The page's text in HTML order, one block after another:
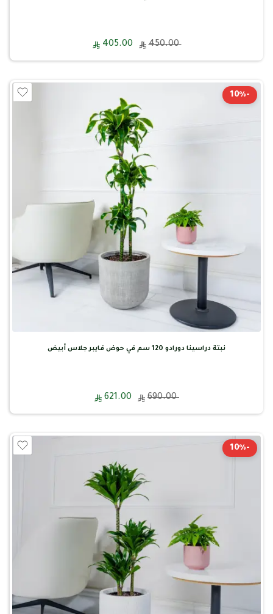
450.00
405.00
-10%
نبتة دراسينا دورادو 120 سم في حوض فايبر جلاس أبيض
690.00
-10%